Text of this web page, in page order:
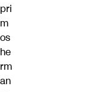
pri
m
os
he
rm
an